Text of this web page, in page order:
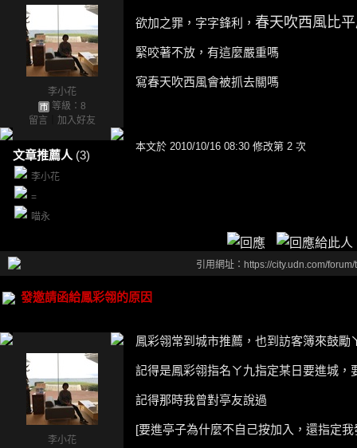
李小花
等級：8
留言
加入好友
文章推薦人 (3)
李小花
=
喵永
欲加之罪，字字鋒利， 春天吹西風比
緊咬著不放，有這麼嚴重嗎
寫春天吹西風會被抓去關嗎
本文於 2010/10/16 08:30 修改第 2 次
引用網址：https://city.udn.com/
發邀請函給鳳彩翎的原因
李小花
鳳彩翎常到城市推薦，也到訪客簿來鼓
記得是鳳彩翎指名ㄚ九指定某日要進城，
記得那時我曾對亭友說過
[要進亭子為什麼不自己按加入，還指定我